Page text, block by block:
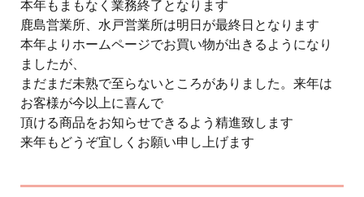
本年もまもなく業務終了となります
鹿島営業所、水戸営業所は明日が最終日となります
本年よりホームページでお買い物が出きるようになり
ましたが、
まだまだ未熟で至らないところがありました。来年は
お客様が今以上に喜んで
頂ける商品をお知らせできるよう精進致します
来年もどうぞ宜しくお願い申し上げます